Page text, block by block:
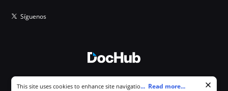
Síguenos
Cookie consent notice
This site uses cookies to enhance site navigation and personalize
... Read more...